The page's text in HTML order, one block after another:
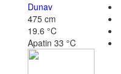
Dunav
475 cm
19.6 °C
Apatin 33 °C